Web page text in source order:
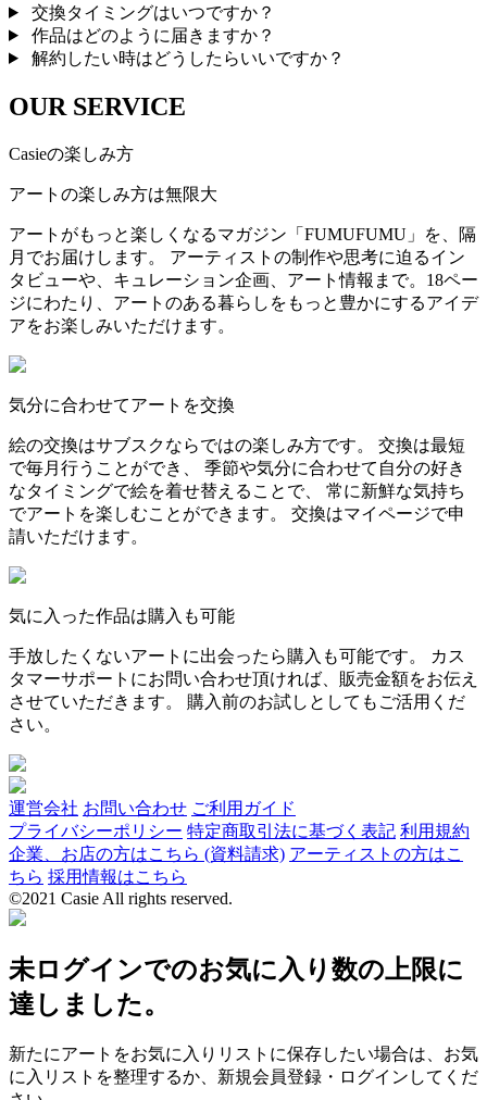
交換タイミングはいつですか？
作品はどのように届きますか？
解約したい時はどうしたらいいですか？
OUR SERVICE
Casieの楽しみ方
アートの楽しみ方は無限大
アートがもっと楽しくなるマガジン「FUMUFUMU」を、隔
月でお届けします。 アーティストの制作や思考に迫るイン
タビューや、キュレーション企画、アート情報まで。18ペー
ジにわたり、アートのある暮らしをもっと豊かにするアイデ
アをお楽しみいただけます。
気分に合わせてアートを交換
絵の交換はサブスクならではの楽しみ方です。 交換は最短
で毎月行うことができ、 季節や気分に合わせて自分の好き
なタイミングで絵を着せ替えることで、 常に新鮮な気持ち
でアートを楽しむことができます。 交換はマイページで申
請いただけます。
気に入った作品は購入も可能
手放したくないアートに出会ったら購入も可能です。 カス
タマーサポートにお問い合わせ頂ければ、販売金額をお伝え
させていただきます。 購入前のお試しとしてもご活用くだ
さい。
運営会社 お問い合わせ ご利用ガイド
プライバシーポリシー 特定商取引法に基づく表記 利用規約
企業、お店の方はこちら (資料請求) アーティストの方はこ
ちら 採用情報はこちら
©2021 Casie All rights reserved.
未ログインでのお気に入り数の上限に
達しました。
新たにアートをお気に入りリストに保存したい場合は、お気
に入リストを整理するか、新規会員登録・ログインしてくだ